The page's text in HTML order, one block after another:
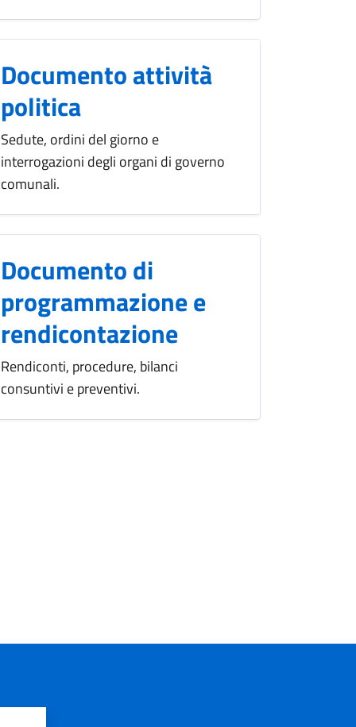
Documento attività
politica
Sedute, ordini del giorno e
interrogazioni degli organi di governo
comunali.
Documento di
programmazione e
rendicontazione
Rendiconti, procedure, bilanci
consuntivi e preventivi.